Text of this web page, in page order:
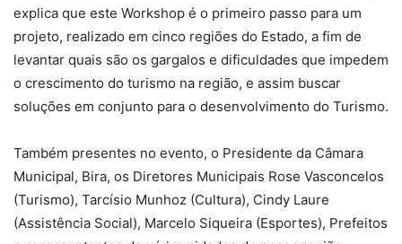
explica que este Workshop é o primeiro passo para um
projeto, realizado em cinco regiões do Estado, a fim de
levantar quais são os gargalos e dificuldades que impedem
o crescimento do turismo na região, e assim buscar
soluções em conjunto para o desenvolvimento do Turismo.
Também presentes no evento, o Presidente da Câmara
Municipal, Bira, os Diretores Municipais Rose Vasconcelos
(Turismo), Tarcísio Munhoz (Cultura), Cindy Laure
(Assistência Social), Marcelo Siqueira (Esportes), Prefeitos